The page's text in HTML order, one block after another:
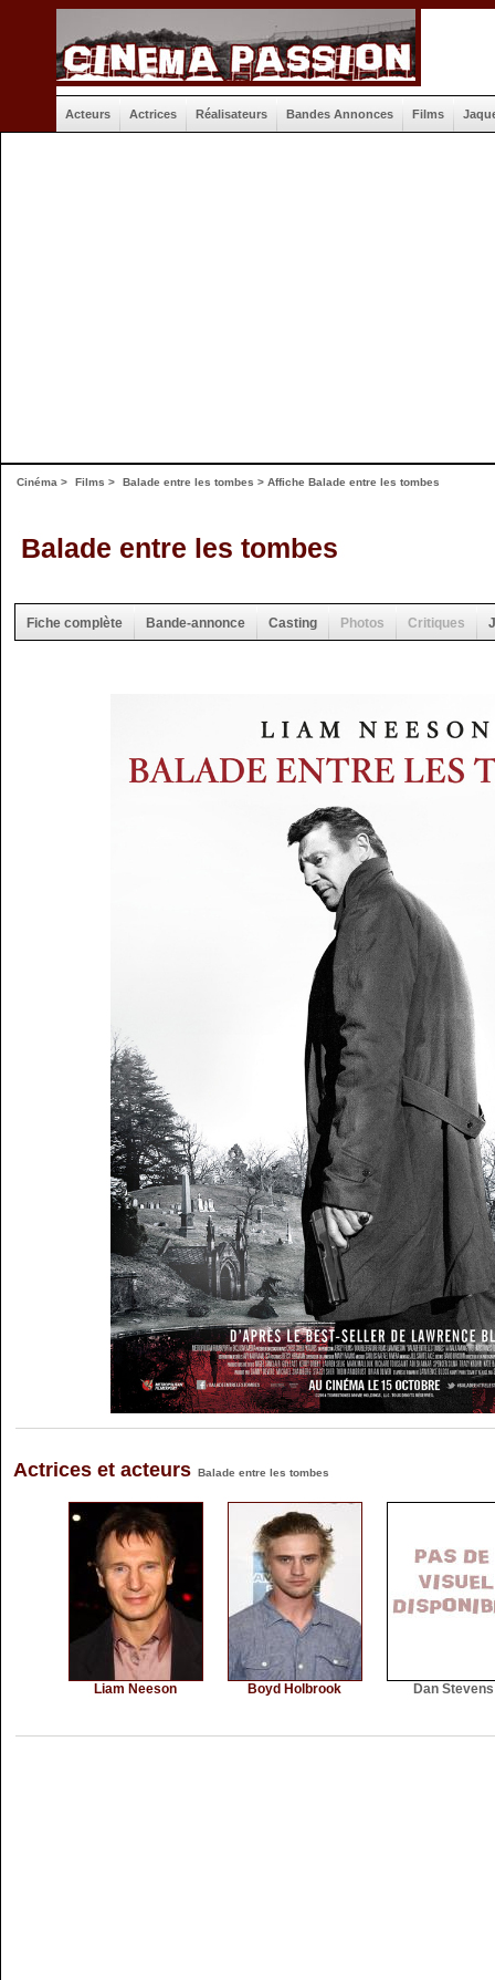
Acteurs Actrices Réalisateurs Bandes Annonces Films
Cinéma > Films > Balade entre les tombes > Affiche Balade entre les tombes
Balade entre les tombes
Fiche complète Bande-annonce Casting Photos Critiques
Actrices et acteurs Balade entre les tombes
Liam Neeson Boyd Holbrook Dan Stevens